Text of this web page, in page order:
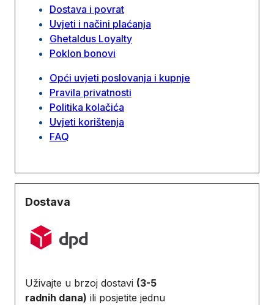
Dostava i povrat
Uvjeti i načini plaćanja
Ghetaldus Loyalty
Poklon bonovi
Opći uvjeti poslovanja i kupnje
Pravila privatnosti
Politika kolačića
Uvjeti korištenja
FAQ
Dostava
Uživajte u brzoj dostavi (3-5
radnih dana) ili posjetite jednu